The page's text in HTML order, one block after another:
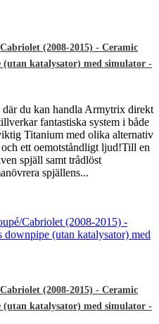
(2008-2015) - Ceramic
(utan katalysator) med simulator -
du kan handla Armytrix direkt
fantastiska system i både
Titanium med olika alternativ
ett oemotståndligt ljud!Till en
spjäll samt trådlöst
spjällens...
(2008-2015) - Ceramic
(utan katalysator) med simulator -